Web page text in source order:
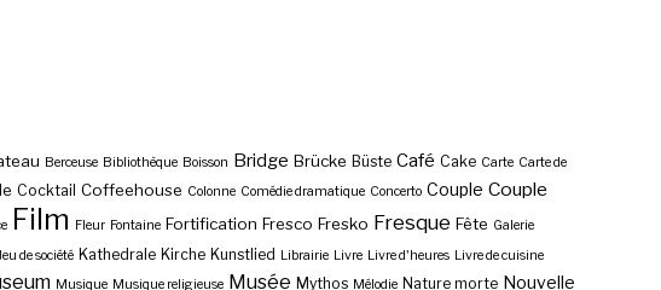
Berceuse Bibliothèque Boisson Bridge Brücke Büste Café Cake Carte Carte de
Cocktail Coffeehouse Colonne Comédie dramatique Concerto Couple Couple
Film Fleur Fontaine Fortification Fresco Fresko Fresque Fête Galerie
de société Kathedrale Kirche Kunstlied Librairie Livre Livre d'heures Livre de cuisine
Musique Musique religieuse Musée Mythos Mélodie Nature morte Nouvelle